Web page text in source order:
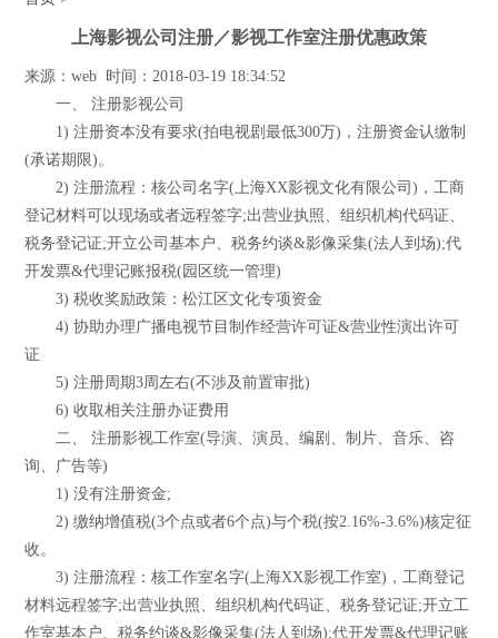
上海影视公司注册／影视工作室注册优惠政策
来源：web 时间：2018-03-19 18:34:52
一、 注册影视公司
1) 注册资本没有要求(拍电视剧最低300万)，注册资金认缴制
(承诺期限)。
2) 注册流程：核公司名字(上海XX影视文化有限公司)，工商
登记材料可以现场或者远程签字;出营业执照、组织机构代码证、
税务登记证;开立公司基本户、税务约谈&影像采集(法人到场);代
开发票&代理记账报税(园区统一管理)
3) 税收奖励政策：松江区文化专项资金
4) 协助办理广播电视节目制作经营许可证&营业性演出许可
证
5) 注册周期3周左右(不涉及前置审批)
6) 收取相关注册办证费用
二、 注册影视工作室(导演、演员、编剧、制片、音乐、咨
询、广告等)
1) 没有注册资金;
2) 缴纳增值税(3个点或者6个点)与个税(按2.16%-3.6%)核定征
收。
3) 注册流程：核工作室名字(上海XX影视工作室)，工商登记
材料远程签字;出营业执照、组织机构代码证、税务登记证;开立工
作室基本户、税务约谈&影像采集(法人到场);代开发票&代理记账